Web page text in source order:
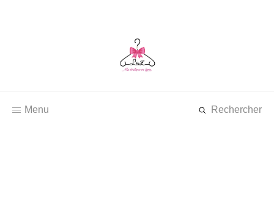
Menu Rechercher